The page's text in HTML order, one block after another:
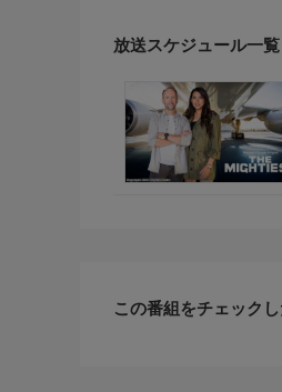
放送スケジュール一覧
この番組をチェック